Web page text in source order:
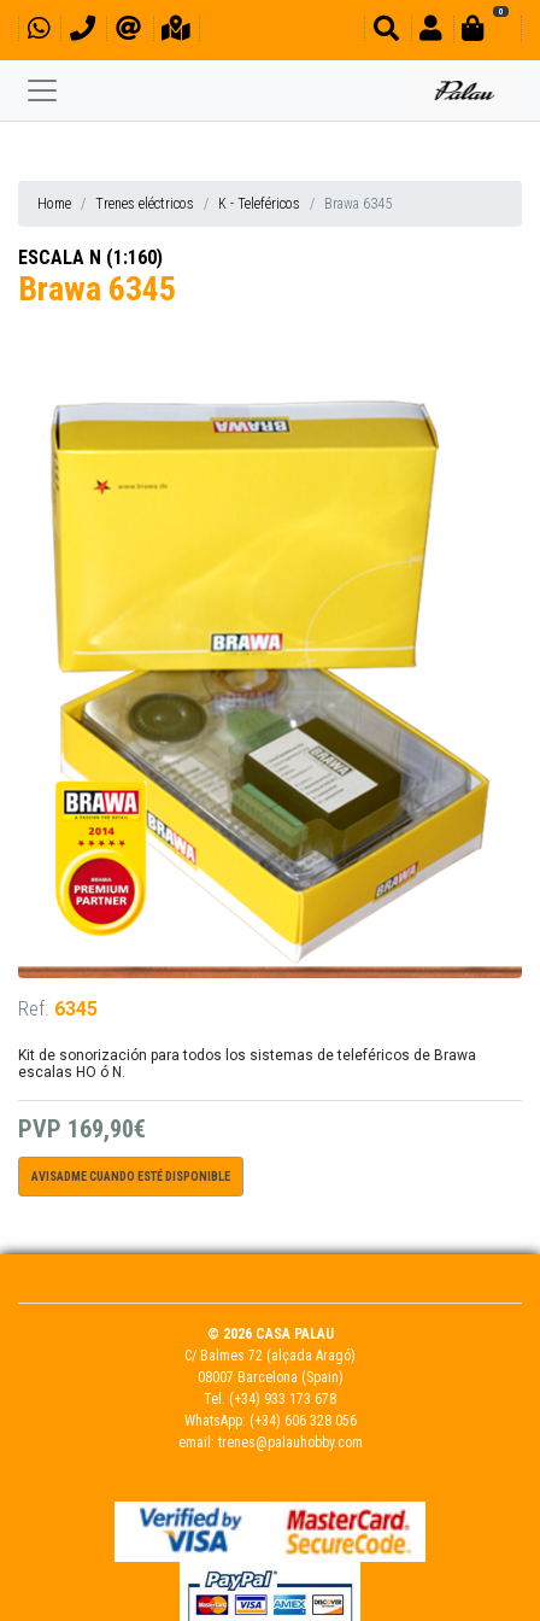
0
Home Trenes eléctricos K - Teleféricos Brawa 6345
ESCALA N (1:160)
Brawa 6345
Ref. 6345
Kit de sonorización para todos los sistemas de teleféricos de Brawa
escalas HO ó N.
PVP 169,90€
AVISADME CUANDO ESTÉ DISPONIBLE
© 2026 CASA PALAU
C/ Balmes 72 (alçada Aragó)
08007 Barcelona (Spain)
Tel. (+34) 933 173 678
WhatsApp: (+34) 606 328 056
email: trenes@palauhobby.com